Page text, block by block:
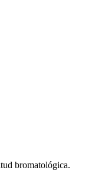
bromatológica.